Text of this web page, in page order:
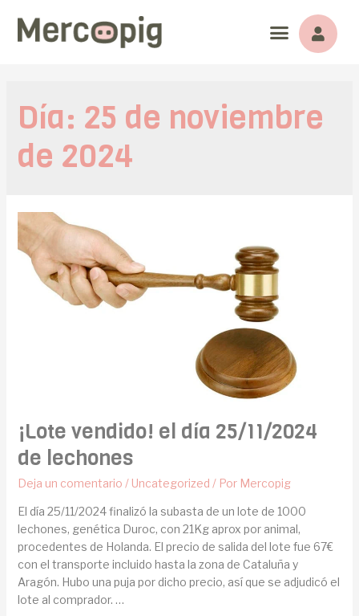
Día: 25 de noviembre
de 2024
¡Lote vendido! el día 25/11/2024
de lechones
Deja un comentario / Uncategorized / Por Mercopig
El día 25/11/2024 finalizó la subasta de un lote de 1000
lechones, genética Duroc, con 21Kg aprox por animal,
procedentes de Holanda. El precio de salida del lote fue 67€
con el transporte incluido hasta la zona de Cataluña y
Aragón. Hubo una puja por dicho precio, así que se adjudicó el
lote al comprador. …